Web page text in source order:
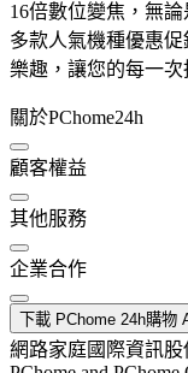
16倍數位變焦，無
多款人氣機種優惠
樂趣，讓您的每一
關於PChome24h
顧客權益
其他服務
企業合作
下載 PChome 24h購物
網路家庭國際資訊